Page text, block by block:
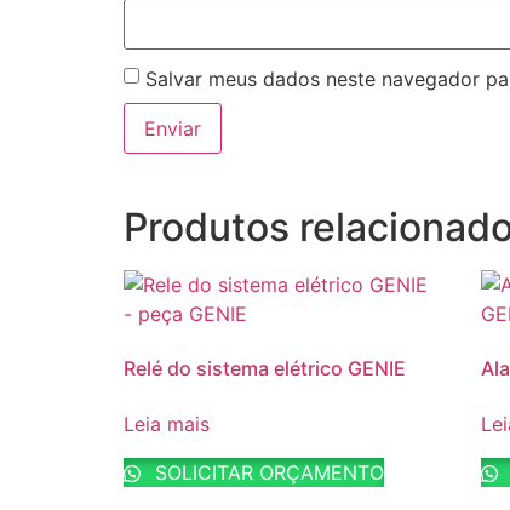
Salvar meus dados neste navegador
Produtos
Relé do sistema elétrico GENIE
Leia mais
SOLICITAR ORÇAMENTO